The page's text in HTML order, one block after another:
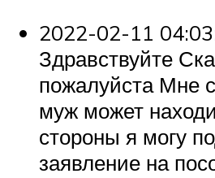
2022-02-11
Здравствуйте
пожалуйста Мне
муж может
стороны я могу
заявление на